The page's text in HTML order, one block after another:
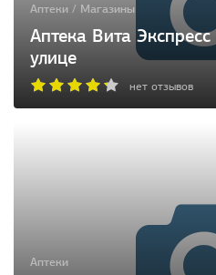
Аптеки / Магазины
Аптека Вита
улице
нет отзывов
Аптеки